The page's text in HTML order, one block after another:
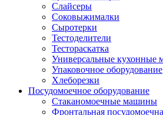
Слайсеры
Соковыжималки
Сыротерки
Тестоделители
Тестораскатка
Универсальные кухонные
Упаковочное оборудование
Хлеборезки
Посудомоечное оборудование
Стаканомоечные машины
Фронтальная